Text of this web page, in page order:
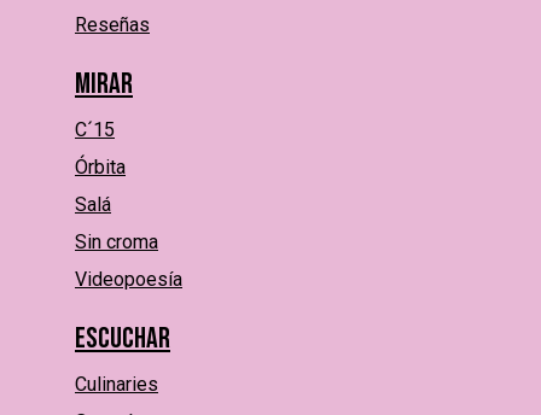
Reseñas
Mirar
C´15
Órbita
Salá
Sin croma
Videopoesía
Escuchar
Culinaries